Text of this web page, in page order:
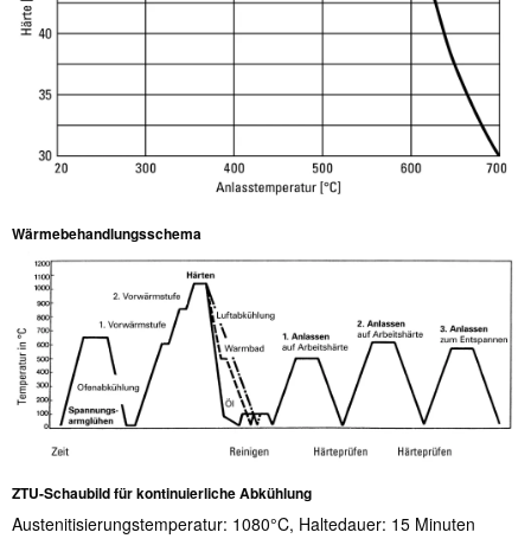
Wärmebehandlungsschema
ZTU-Schaubild für kontinuierliche Abkühlung
Austenitisierungstemperatur: 1080°C, Haltedauer: 15 Minuten